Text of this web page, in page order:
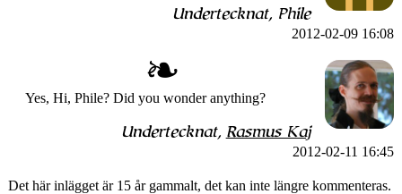
Undertecknat, Phile
2012-02-09 16:08
Yes, Hi, Phile? Did you wonder anything?
Undertecknat, Rasmus Kaj
2012-02-11 16:45
Det här inlägget är 15 år gammalt, det kan inte längre kommenteras.